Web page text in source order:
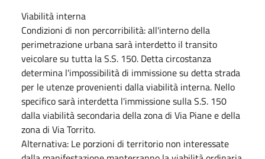
Viabilità interna
Condizioni di non percorribilità: all'interno della
perimetrazione urbana sarà interdetto il transito
veicolare su tutta la S.S. 150. Detta circostanza
determina l'impossibilità di immissione su detta strada
per le utenze provenienti dalla viabilità interna. Nello
specifico sarà interdetta l'immissione sulla S.S. 150
dalla viabilità secondaria della zona di Via Piane e della
zona di Via Torrito.
Alternativa: Le porzioni di territorio non interessate